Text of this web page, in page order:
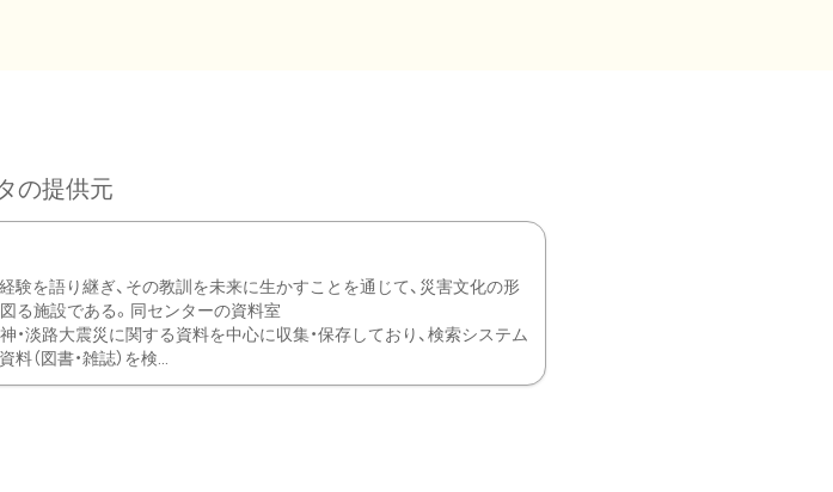
の提供元
験を語り継ぎ、その教訓を未来に生かすことを通じて、災害文化の形
る施設である。同センターの資料室
淡路大震災に関する資料を中心に収集・保存しており、検索システム
（図書・雑誌）を検...